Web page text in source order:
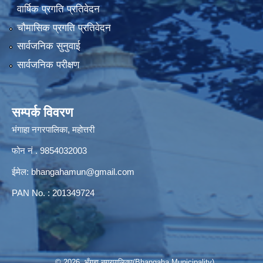
वार्षिक प्रगति प्रतिवेदन
चौमासिक प्रगति प्रतिवेदन
सार्वजनिक सुनुवाई
सार्वजनिक परीक्षण
सम्पर्क विवरण
भंगाहा नगरपालिका, महोत्तरी
फोन नं . 9854032003
ईमेल: bhangahamun@gmail.com
PAN No. : 201349724